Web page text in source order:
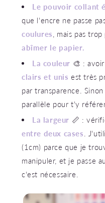
Le pouvoir collant
que l'encre ne passe
coulures
, mais pas
abîmer le papier.
La couleur 🎨 :
clairs et unis est très
par transparence.
parallèle pour t'y
La largeur 📏 :
entre deux cases .
(1cm) parce que je
manipuler, et je passe
c'est nécessaire.